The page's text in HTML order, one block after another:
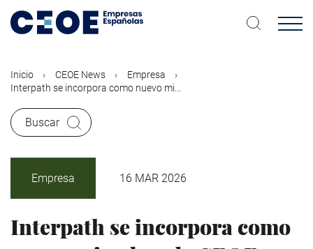
contenido
Inicio CEOE News
Empresa
Interpath se incorpora como nuevo mi...
Buscar
Empresa 16 MAR 2026
Interpath se incorpora como